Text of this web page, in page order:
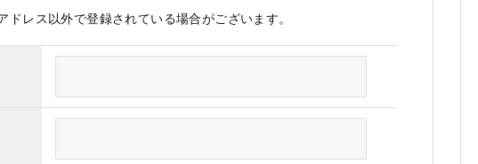
ドレス以外で登録されている場合がございます。